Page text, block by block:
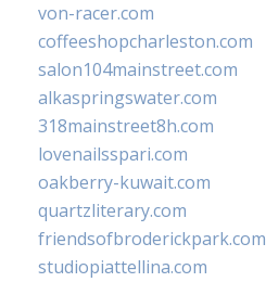
von-racer.com
coffeeshopcharleston.com
salon104mainstreet.com
alkaspringswater.com
318mainstreet8h.com
lovenailsspari.com
oakberry-kuwait.com
quartzliterary.com
friendsofbroderickpark.com
studiopiattellina.com